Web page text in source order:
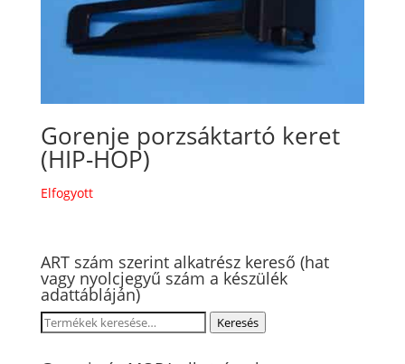
Gorenje porzsáktartó keret
(HIP-HOP)
Elfogyott
ART szám szerint alkatrész kereső (hat
vagy nyolcjegyű szám a készülék
adattábláján)
Keresés
Keresés